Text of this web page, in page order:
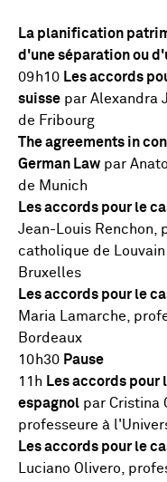
La planification
d'une séparation ou
09h10 Les accords
suisse par Alexandra
de Fribourg
The agreements in
German Law par
de Munich
Les accords pour le
Jean-Louis Renchon,
catholique de
Bruxelles
Les accords pour le
Maria Lamarche,
Bordeaux
10h30 Pause
11h Les accords pour
espagnol par Cristina
professeure à
Les accords pour le
Luciano Olivero,